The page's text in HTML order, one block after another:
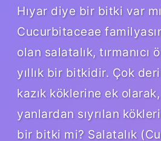
Hıyar diye bir bitki var
Cucurbitaceae
olan salatalık, tırmanıcı
yıllık bir bitkidir. Çok
kazık köklerine ek
yanlardan sıyrılan
bir bitki mi? Salatalık